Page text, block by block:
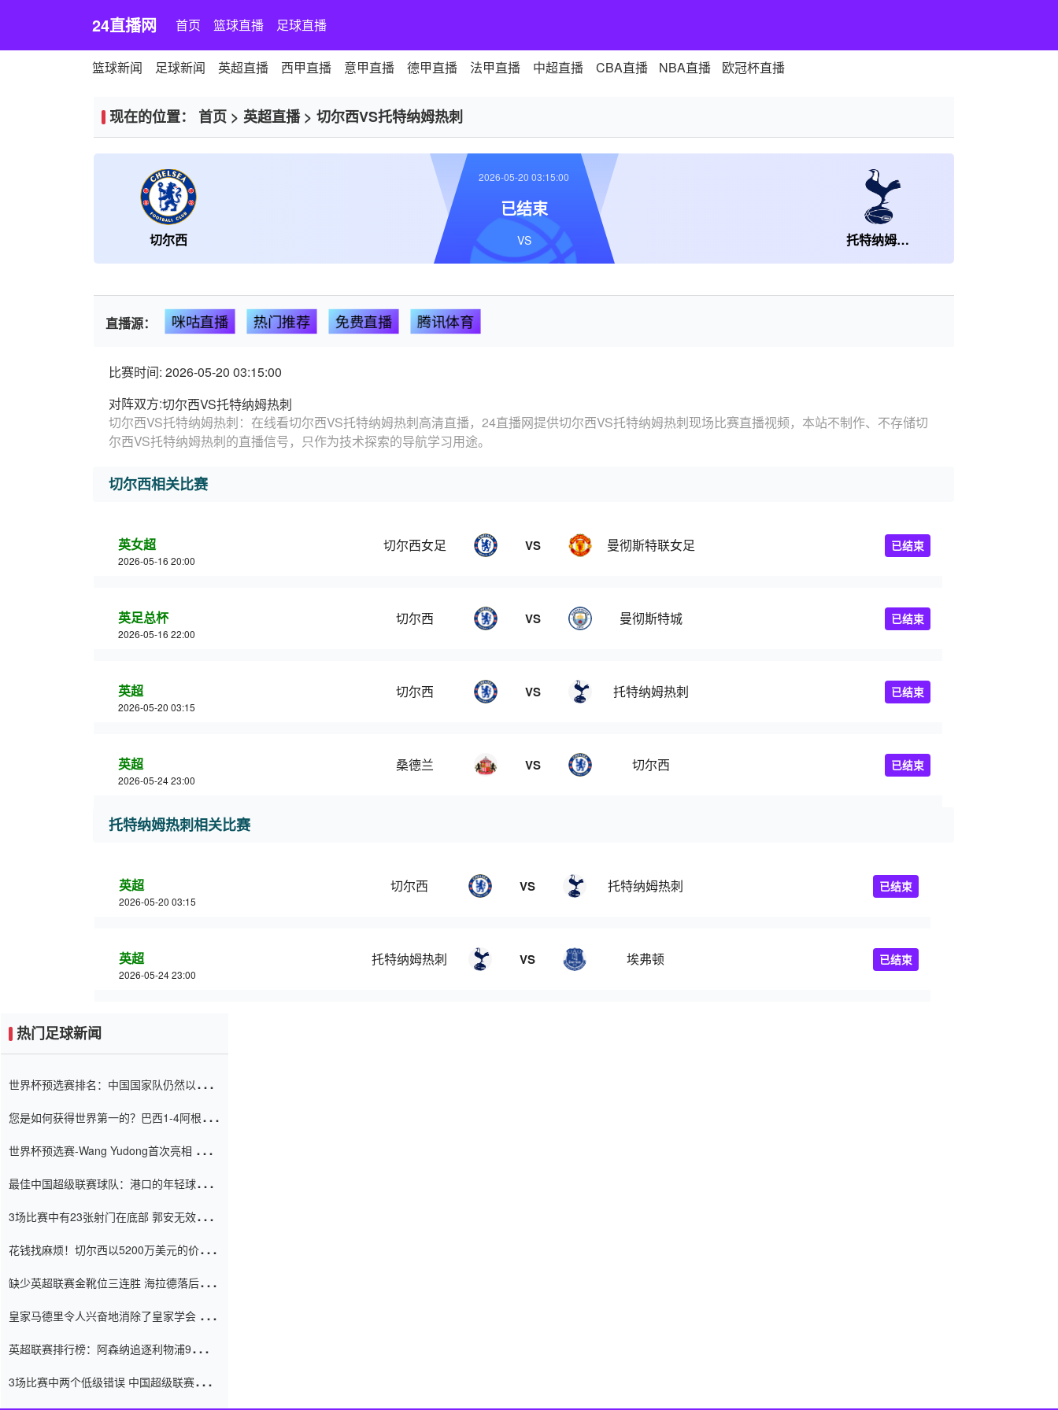
24直播网 首页 篮球直播 足球直播
篮球新闻 足球新闻 英超直播 西甲直播 意甲直播 德甲直播 法甲直播 中超直播 CBA直播 NBA直播 欧冠杯直播
现在的位置： 首页 > 英超直播> 切尔西VS托特纳姆热刺
切尔西 托特纳姆热刺
2026-05-20 03:15:00
已结束
VS
直播源： 咪咕直播 热门推荐 免费直播 腾讯体育
比赛时间: 2026-05-20 03:15:00
对阵双方:切尔西VS托特纳姆热刺
切尔西VS托特纳姆热刺：在线看切尔西VS托特纳姆热刺高清直播，24直播网提供切尔西VS托特纳姆热刺现场比赛直播视频，本站不制作、不存储切
尔西VS托特纳姆热刺的直播信号，只作为技术探索的导航学习用途。
切尔西相关比赛
英女超
2026-05-16 20:00
切尔西女足 VS 曼彻斯特联女足 已结束
英足总杯
2026-05-16 22:00
切尔西 VS 曼彻斯特城 已结束
英超
2026-05-20 03:15
切尔西 VS 托特纳姆热刺 已结束
英超
2026-05-24 23:00
桑德兰 VS 切尔西 已结束
托特纳姆热刺相关比赛
英超
2026-05-20 03:15
切尔西 VS 托特纳姆热刺 已结束
英超
2026-05-24 23:00
托特纳姆热刺 VS 埃弗顿 已结束
热门足球新闻
世界杯预选赛排名：中国国家队仍然以6分
您是如何获得世界第一的？巴西1-4阿根
世界杯预选赛-Wang Yudong首次亮相 中国
最佳中国超级联赛球队：港口的年轻球员在
（Taishan）
3场比赛中有23张射门在底部 郭安无效传球
花钱找麻烦！切尔西以5200万美元的价格
窗口
缺少英超联赛金靴位三连胜 海拉德落后6球
皇家马德里令人兴奋地消除了皇家学会 安
英超联赛排行榜：阿森纳追逐利物浦9分 曼
3场比赛中两个低级错误 中国超级联赛的前